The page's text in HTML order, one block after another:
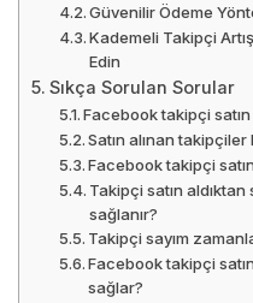
Güvenilir Ödeme
Kademeli Takipçi
Edin
Sıkça Sorulan Sorular
Facebook takipçi
Satın alınan
Facebook takipçi
Takipçi satın
sağlanır?
Takipçi sayım
Facebook takipçi
sağlar?